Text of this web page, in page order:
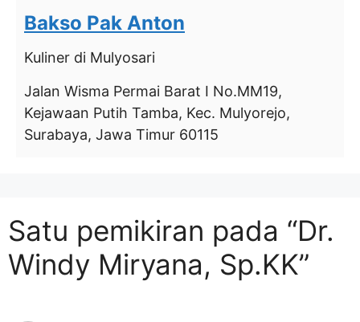
Bakso Pak Anton
Kuliner di Mulyosari
Jalan Wisma Permai Barat I No.MM19,
Kejawaan Putih Tamba, Kec. Mulyorejo,
Surabaya, Jawa Timur 60115
Satu pemikiran pada “Dr.
Windy Miryana, Sp.KK”